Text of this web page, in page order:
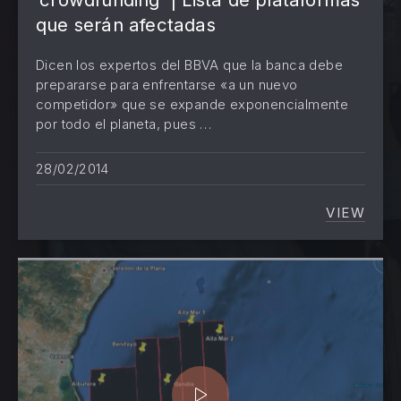
que serán afectadas
Dicen los expertos del BBVA que la banca debe
prepararse para enfrentarse «a un nuevo
competidor» que se expande exponencialmente
por todo el planeta, pues …
28/02/2014
VIEW
EL